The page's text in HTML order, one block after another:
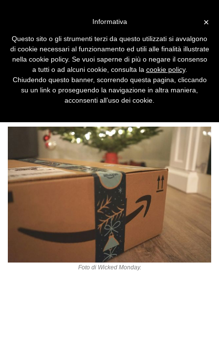
14.000 licenziamenti: la IA
renderà il gigante ancora più
efficiente
Nonostante un utile di 18,2 miliardi nel
secondo trimestre di quest'anno, migliaia di
Foto di Wicked Monday.
×
Informativa
Questo sito o gli strumenti terzi da questo utilizzati si avvalgono
di cookie necessari al funzionamento ed utili alle finalità illustrate
nella cookie policy. Se vuoi saperne di più o negare il consenso
a tutti o ad alcuni cookie, consulta la cookie policy.
Chiudendo questo banner, scorrendo questa pagina, cliccando
su un link o proseguendo la navigazione in altra maniera,
acconsenti all’uso dei cookie.